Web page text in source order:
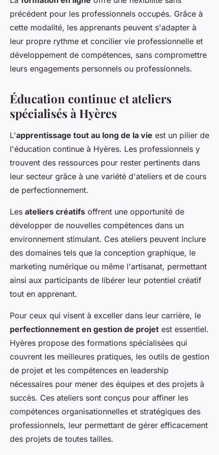
précédent pour les professionnels occupés. Grâce à
cette modalité, les apprenants peuvent s'adapter à
leur propre rythme et concilier vie professionnelle et
développement de compétences, sans compromettre
leurs engagements personnels ou professionnels.
Éducation continue et ateliers
spécialisés à Hyères
L'apprentissage tout au long de la vie est un pilier de
l'éducation continue à Hyères. Les professionnels y
trouvent des ressources pour rester pertinents dans
leur secteur grâce à une variété d'ateliers et de cours
de perfectionnement.
Les ateliers créatifs offrent une opportunité de
développer de nouvelles compétences dans un
environnement stimulant. Ces ateliers peuvent inclure
des domaines tels que la conception graphique, le
marketing numérique ou même l'artisanat, permettant
ainsi aux participants de libérer leur potentiel créatif
tout en apprenant.
Pour ceux qui visent à exceller dans leur carrière, le
perfectionnement en gestion de projet est essentiel.
Hyères propose des formations spécialisées qui
couvrent les meilleures pratiques, les outils de gestion
de projet et les compétences en leadership
nécessaires pour mener des équipes et des projets à
succès. Ces ateliers sont conçus pour affiner les
compétences organisationnelles et stratégiques des
professionnels, leur permettant de gérer efficacement
des projets de toutes tailles.